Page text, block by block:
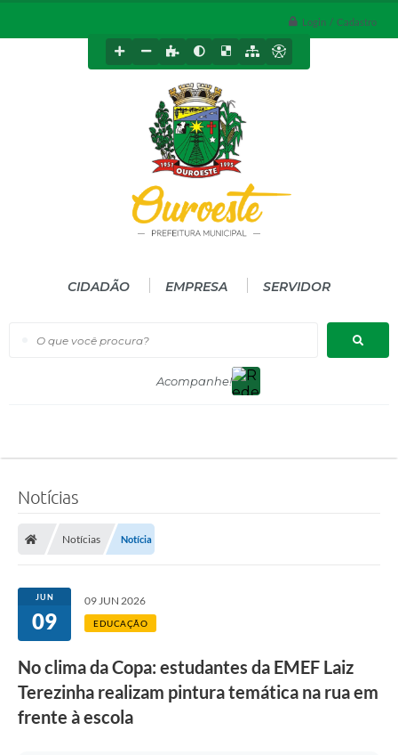
Login / Cadastro
O que você procura?
CIDADÃO EMPRESA SERVIDOR
Notícias
Notícias Notícia
JUN
09
09 JUN 2026
EDUCAÇÃO
No clima da Copa: estudantes da EMEF Laiz
Terezinha realizam pintura temática na rua em
frente à escola